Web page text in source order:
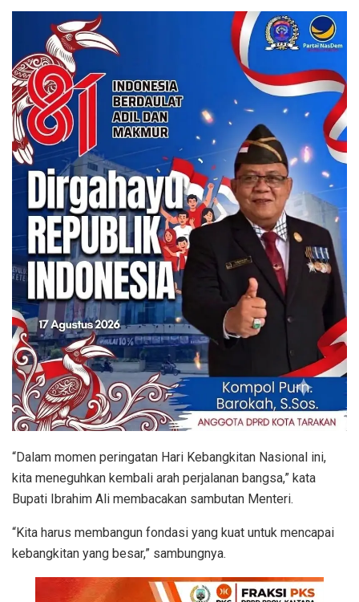
“Dalam momen peringatan Hari Kebangkitan Nasional ini,
kita meneguhkan kembali arah perjalanan bangsa,” kata
Bupati Ibrahim Ali membacakan sambutan Menteri.
“Kita harus membangun fondasi yang kuat untuk mencapai
kebangkitan yang besar,” sambungnya.